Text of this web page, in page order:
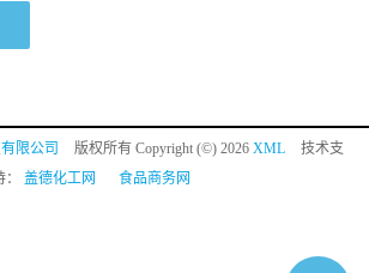
限公司 版权所有 Copyright (©) 2026 XML
技术支
： 盖德化工网 食品商务网